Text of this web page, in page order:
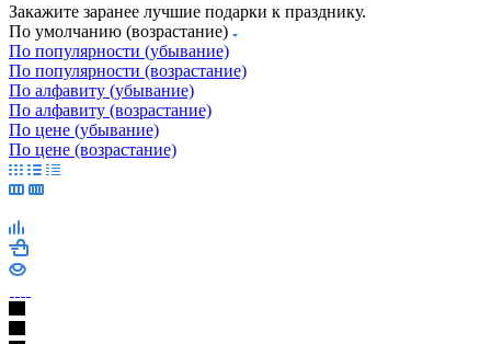
Закажите заранее лучшие подарки к празднику.
По умолчанию (возрастание)
По популярности (убывание)
По популярности (возрастание)
По алфавиту (убывание)
По алфавиту (возрастание)
По цене (убывание)
По цене (возрастание)